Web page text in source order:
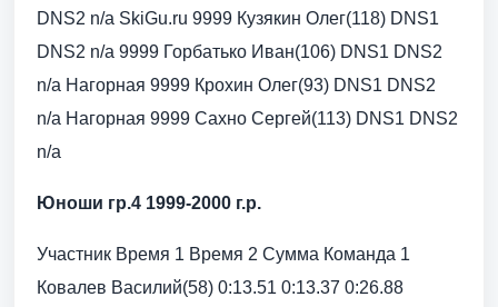
DNS2 n/a SkiGu.ru 9999 Кузякин Олег(118) DNS1
DNS2 n/a 9999 Горбатько Иван(106) DNS1 DNS2
n/a Нагорная 9999 Крохин Олег(93) DNS1 DNS2
n/a Нагорная 9999 Сахно Сергей(113) DNS1 DNS2
n/a
Юноши гр.4 1999-2000 г.р.
Участник Время 1 Время 2 Сумма Команда 1
Ковалев Василий(58) 0:13.51 0:13.37 0:26.88